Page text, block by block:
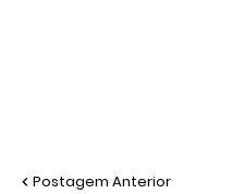
Postagem Anterior